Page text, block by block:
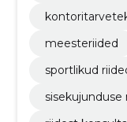
meesteriided
sportlikud
sisekujunduse